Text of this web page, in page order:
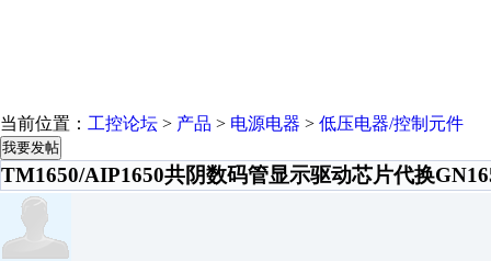
当前位置： 工控论坛 > 产品 > 电源电器 > 低压电器/控制元件
我要发帖
TM1650/AIP1650共阴数码管显示驱动芯片代换